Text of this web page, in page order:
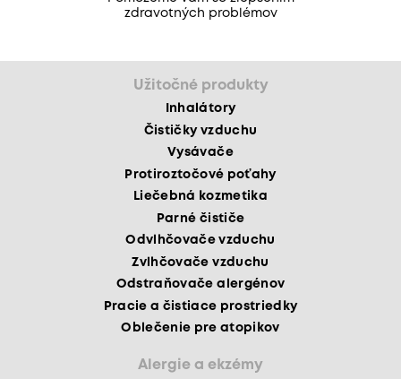
zdravotných problémov
Užitočné produkty
Inhalátory
Čističky vzduchu
Vysávače
Protiroztočové poťahy
Liečebná kozmetika
Parné čističe
Odvlhčovače vzduchu
Zvlhčovače vzduchu
Odstraňovače alergénov
Pracie a čistiace prostriedky
Oblečenie pre atopikov
Alergie a ekzémy